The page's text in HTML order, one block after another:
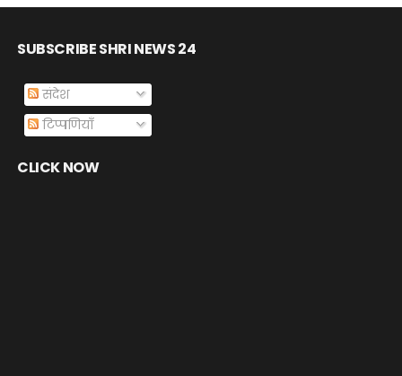
SUBSCRIBE SHRI NEWS 24
संदेश
टिप्पणियाँ
CLICK NOW